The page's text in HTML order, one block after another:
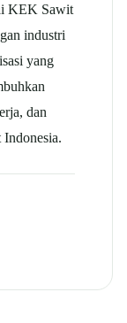
KEK Sawit
industri
yang
dan